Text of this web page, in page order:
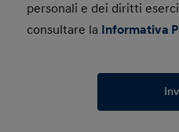
personali e dei diritti
consultare la Informativa